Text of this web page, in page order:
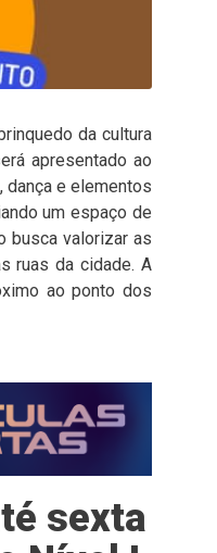
da cultura
apresentado ao
dança e elementos
um espaço de
busca valorizar as
ruas da cidade. A
ao ponto dos
sexta